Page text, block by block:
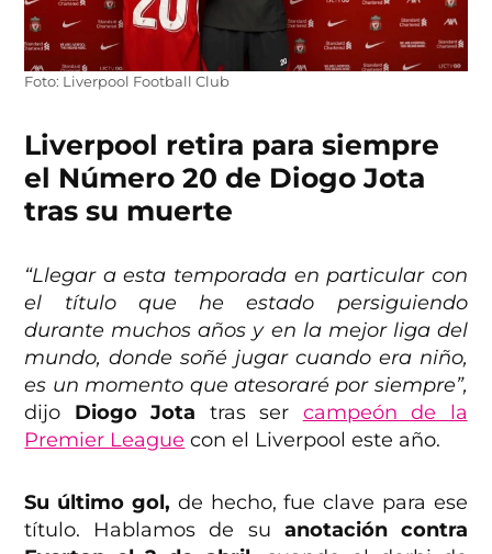
Foto: Liverpool Football Club
Liverpool retira para siempre
el Número 20 de Diogo Jota
tras su muerte
“Llegar a esta temporada en particular con
el título que he estado persiguiendo
durante muchos años y en la mejor liga del
mundo, donde soñé jugar cuando era niño,
es un momento que atesoraré por siempre”,
dijo Diogo Jota tras ser campeón de la
Premier League con el Liverpool este año.
Su último gol, de hecho, fue clave para ese
título. Hablamos de su anotación contra